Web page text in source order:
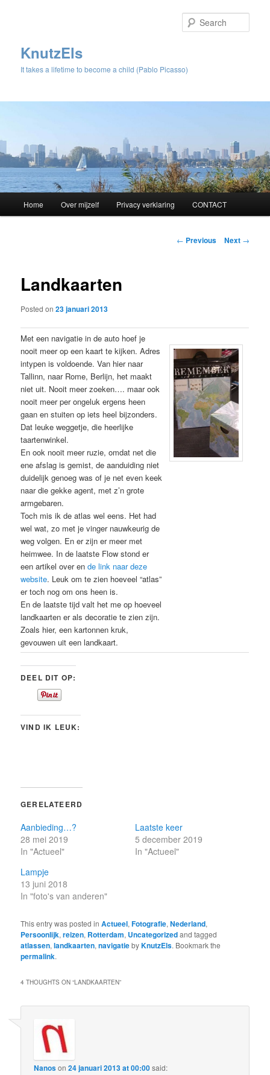
KnutzEls
It takes a lifetime to become a child (Pablo Picasso)
Skip
content
Home Over mijzelf Privacy verklaring CONTACT
Post
← Previous Next →
Landkaarten
Posted on23 januari 2013
Met een navigatie in de auto hoef je
nooit meer op een kaart te kijken. Adres
intypen is voldoende. Van hier naar
Tallinn, naar Rome, Berlijn, het maakt
niet uit. Nooit meer zoeken…. maar ook
nooit meer per ongeluk ergens heen
gaan en stuiten op iets heel bijzonders.
Dat leuke weggetje, die heerlijke
taartenwinkel.
En ook nooit meer ruzie, omdat net die
ene afslag is gemist, de aanduiding niet
duidelijk genoeg was of je net even keek
naar die gekke agent, met z’n grote
armgebaren.
Toch mis ik de atlas wel eens. Het had
wel wat, zo met je vinger nauwkeurig de
weg volgen. En er zijn er meer met
heimwee. In de laatste Flow stond er
een artikel over ende link naar deze
website. Leuk om te zien hoeveel “atlas”
er toch nog om ons heen is.
En de laatste tijd valt het me op hoeveel
landkaarten er als decoratie te zien zijn.
Zoals hier, een kartonnen kruk,
gevouwen uit een landkaart.
DEEL DIT OP:
VIND IK LEUK:
GERELATEERD
Aanbieding…?
28 mei 2019
In "Actueel"
Laatste keer
5 december 2019
In "Actueel"
Lampje
13 juni 2018
In "foto's van anderen"
This entry was posted inActueel,Fotografie,Nederland,
Persoonlijk,reizen, Rotterdam, Uncategorizedand tagged
atlassen,landkaarten,navigatiebyKnutzEls. Bookmark the
permalink.
4 THOUGHTS ON “LANDKAARTEN”
Nanoson24 januari 2013 at 00:00said: